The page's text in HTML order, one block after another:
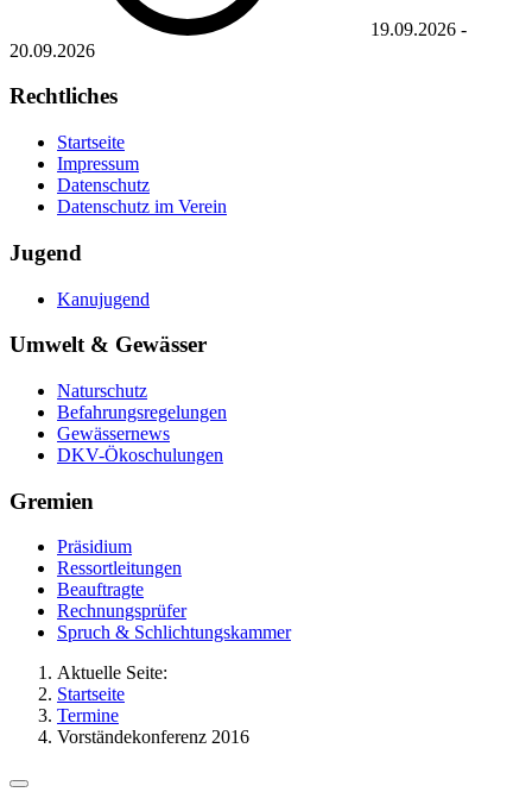
19.09.2026 -
20.09.2026
Rechtliches
Startseite
Impressum
Datenschutz
Datenschutz im Verein
Jugend
Kanujugend
Umwelt & Gewässer
Naturschutz
Befahrungsregelungen
Gewässernews
DKV-Ökoschulungen
Gremien
Präsidium
Ressortleitungen
Beauftragte
Rechnungsprüfer
Spruch & Schlichtungskammer
Aktuelle Seite:
Startseite
Termine
Vorständekonferenz 2016